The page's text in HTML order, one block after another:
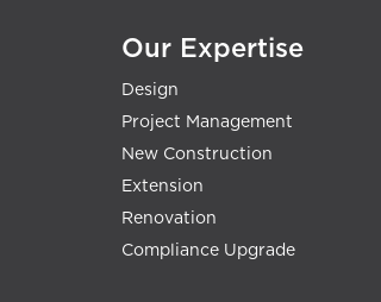
Our Expertise
Design
Project Management
New Construction
Extension
Renovation
Compliance Upgrade